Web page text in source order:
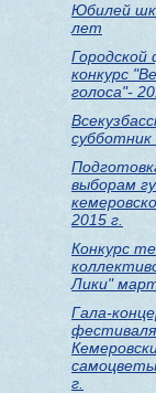
Юбилей
лет
конкурс
голоса"-
субботник
выборам
2015 г.
Конкурс
Лики"
Гала-
фестиваля
г.